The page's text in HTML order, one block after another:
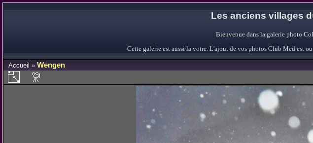
Les anciens villages
Bienvenue dans la galerie photo
Cette galerie est aussi la votre. L'ajout de vos photos Club Med est
Accueil » Wengen